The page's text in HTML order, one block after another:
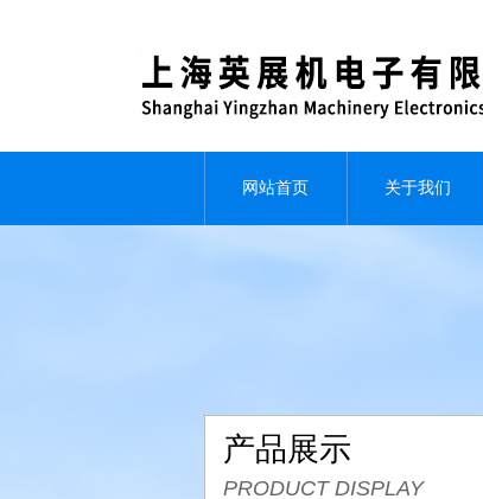
网站首页 关于我们
产品展示
PRODUCT DISPLAY